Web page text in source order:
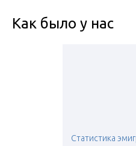
Как было у нас
Статистика